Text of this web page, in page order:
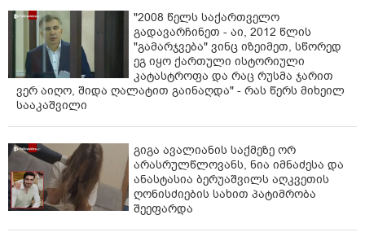
"2008 წელს საქართველო
გადავარჩინეთ - აი, 2012 წლის
"გამარჯვება" ვინც იზეიმეთ, სწორედ
ეგ იყო ქართული ისტორიული
კატასტროფა და რაც რუსმა ჯარით
ვერ აიღო, შიდა ღალატით გაინაღდა" - რას წერს მიხეილ
სააკაშვილი
გიგა ავალიანის საქმეზე ორ
არასრულწლოვანს, ნია იმნაძესა და
ანასტასია ბერუაშვილს აღკვეთის
ღონისძიების სახით პატიმრობა
შეეფარდა